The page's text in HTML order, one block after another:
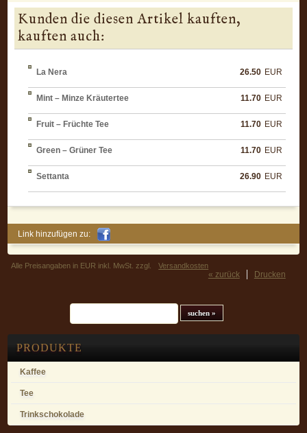
PRODUKTE
Kaffee
Tee
Trinkschokolade
Kunden die diesen Artikel kauften,
kauften auch:
La Nera 26.50 EUR
Mint – Minze Kräutertee 11.70 EUR
Fruit – Früchte Tee 11.70 EUR
Green – Grüner Tee 11.70 EUR
Settanta 26.90 EUR
Link hinzufügen zu:
Alle Preisangaben in EUR inkl. MwSt. zzgl. Versandkosten
Drucken
« zurück